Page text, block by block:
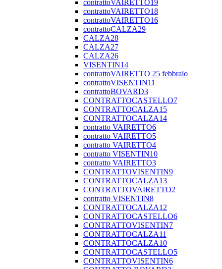
contrattoVAIRETTO19
contrattoVAIRETTO18
contrattoVAIRETTO16
contrattoCALZA29
CALZA28
CALZA27
CALZA26
VISENTIN14
contrattoVAIRETTO 25 febbraio
contrattoVISENTIN11
contrattoBOVARD3
CONTRATTOCASTELLO7
CONTRATTOCALZA15
CONTRATTOCALZA14
contratto VAIRETTO6
contratto VAIRETTO5
contratto VAIRETTO4
contratto VISENTIN10
contratto VAIRETTO3
CONTRATTOVISENTIN9
CONTRATTOCALZA13
CONTRATTOVAIRETTO2
contratto VISENTIN8
CONTRATTOCALZA12
CONTRATTOCASTELLO6
CONTRATTOVISENTIN7
CONTRATTOCALZA11
CONTRATTOCALZA10
CONTRATTOCASTELLO5
CONTRATTOVISENTIN6